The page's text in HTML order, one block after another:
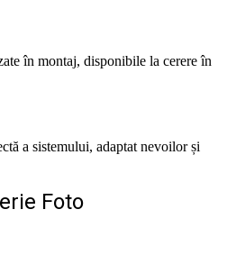
în montaj, disponibile la cerere în
a sistemului, adaptat nevoilor și
Foto